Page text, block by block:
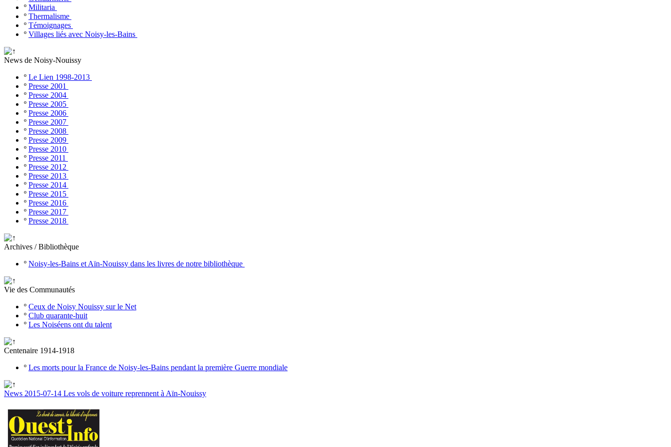
º Militaria
º Thermalisme
º Témoignages
º Villages liés avec Noisy-les-Bains
News de Noisy-Nouissy
º Le Lien 1998-2013
º Presse 2001
º Presse 2004
º Presse 2005
º Presse 2006
º Presse 2007
º Presse 2008
º Presse 2009
º Presse 2010
º Presse 2011
º Presse 2012
º Presse 2013
º Presse 2014
º Presse 2015
º Presse 2016
º Presse 2017
º Presse 2018
Archives / Bibliothèque
º Noisy-les-Bains et Aïn-Nouissy dans les livres de notre bibliothèque
Vie des Communautés
º Ceux de Noisy Nouissy sur le Net
º Club quarante-huit
º Les Noiséens ont du talent
Centenaire 1914-1918
º Les morts pour la France de Noisy-les-Bains pendant la première Guerre mondiale
News 2015-07-14 Les vols de voiture reprennent à Aïn-Nouissy